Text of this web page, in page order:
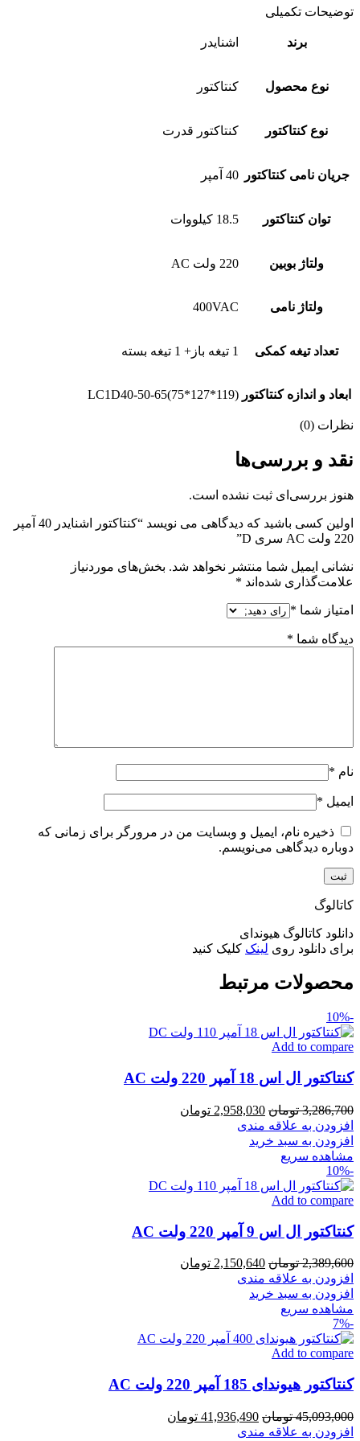
توضیحات تکمیلی
برند اشنایدر
نوع محصول کنتاکتور
نوع کنتاکتور کنتاکتور قدرت
جریان نامی کنتاکتور 40 آمپر
توان کنتاکتور 18.5 کیلووات
ولتاژ بوبین 220 ولت AC
ولتاژ نامی 400VAC
تعداد تیغه کمکی 1 تیغه باز+ 1 تیغه بسته
ابعاد و اندازه کنتاکتور LC1D40-50-65(75*127*119)
نظرات (0)
نقد و بررسی‌ها
هنوز بررسی‌ای ثبت نشده است.
اولین کسی باشید که دیدگاهی می نویسد “کنتاکتور اشنایدر 40 آمپر
220 ولت AC سری D”
نشانی ایمیل شما منتشر نخواهد شد. بخش‌های موردنیاز
علامت‌گذاری شده‌اند *
امتیاز شما *
دیدگاه شما *
نام *
ایمیل *
ذخیره نام، ایمیل و وبسایت من در مرورگر برای زمانی که
دوباره دیدگاهی می‌نویسم.
کاتالوگ
دانلود کاتالوگ هیوندای
برای دانلود روی لینک کلیک کنید
محصولات مرتبط
-10%
Add to compare
کنتاکتور ال اس 18 آمپر 220 ولت AC
3,286,700 تومان قیمت
اصلی
2,958,030 تومان
افزودن به علاقه مندی
افزودن به سبد خرید
مشاهده سریع
-10%
Add to compare
کنتاکتور ال اس 9 آمپر 220 ولت AC
2,389,600 تومان قیمت
اصلی
2,150,640 تومان
افزودن به علاقه مندی
افزودن به سبد خرید
مشاهده سریع
-7%
Add to compare
کنتاکتور هیوندای 185 آمپر 220 ولت AC
45,093,000 تومان قیمت
اصلی
41,936,490 تومان
افزودن به علاقه مندی